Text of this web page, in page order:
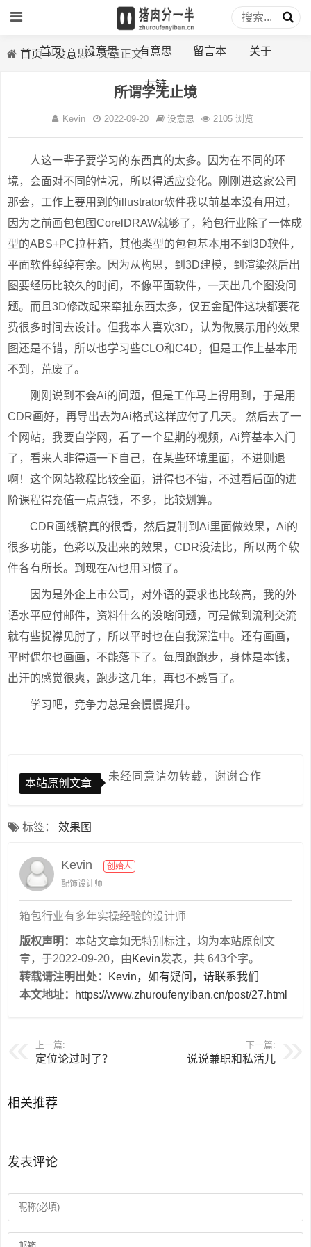
首页 没意思 有意思 留言本 关于
友链
首页 没意思 文章正文
所谓学无止境
Kevin 2022-09-20 没意思 2105 浏览
人这一辈子要学习的东西真的太多。因为在不同的环
境，会面对不同的情况，所以得适应变化。刚刚进这家公司
那会，工作上要用到的illustrator软件我以前基本没有用过，
因为之前画包包图CorelDRAW就够了，箱包行业除了一体成
型的ABS+PC拉杆箱，其他类型的包包基本用不到3D软件，
平面软件绰绰有余。因为从构思，到3D建模，到渲染然后出
图要经历比较久的时间，不像平面软件，一天出几个图没问
题。而且3D修改起来牵扯东西太多，仅五金配件这块都要花
费很多时间去设计。但我本人喜欢3D，认为做展示用的效果
图还是不错，所以也学习些CLO和C4D，但是工作上基本用
不到，荒废了。
刚刚说到不会Ai的问题，但是工作马上得用到，于是用
CDR画好，再导出去为Ai格式这样应付了几天。 然后去了一
个网站，我要自学网，看了一个星期的视频，Ai算基本入门
了，看来人非得逼一下自己，在某些环境里面，不进则退
啊！这个网站教程比较全面，讲得也不错，不过看后面的进
阶课程得充值一点点钱，不多，比较划算。
CDR画线稿真的很香，然后复制到Ai里面做效果，Ai的
很多功能，色彩以及出来的效果，CDR没法比，所以两个软
件各有所长。到现在Ai也用习惯了。
因为是外企上市公司，对外语的要求也比较高，我的外
语水平应付邮件，资料什么的没啥问题，可是做到流利交流
就有些捉襟见肘了，所以平时也在自我深造中。还有画画，
平时偶尔也画画，不能落下了。每周跑跑步，身体是本钱，
出汗的感觉很爽，跑步这几年，再也不感冒了。
学习吧，竞争力总是会慢慢提升。
本站原创文章
未经同意请勿转载，谢谢合作
标签： 效果图
Kevin
创始人
配饰设计师
箱包行业有多年实操经验的设计师
版权声明： 本站文章如无特别标注，均为本站原创文
章，于2022-09-20，由Kevin发表，共 643个字。
转载请注明出处：
Kevin，如有疑问，请联系我们
本文地址：
https://www.zhuroufenyiban.cn/post/27.html
上一篇:
定位论过时了？
下一篇:
说说兼职和私活儿
相关推荐
发表评论